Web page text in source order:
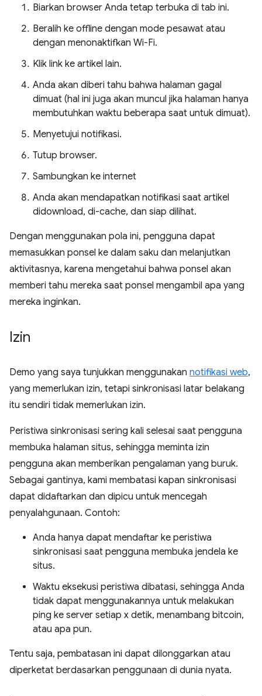
Biarkan browser Anda tetap terbuka di tab ini.
Beralih ke offline dengan mode pesawat atau
dengan menonaktifkan Wi-Fi.
Klik link ke artikel lain.
Anda akan diberi tahu bahwa halaman gagal
dimuat (hal ini juga akan muncul jika halaman hanya
membutuhkan waktu beberapa saat untuk dimuat).
Menyetujui notifikasi.
Tutup browser.
Sambungkan ke internet
Anda akan mendapatkan notifikasi saat artikel
didownload, di-cache, dan siap dilihat.
Dengan menggunakan pola ini, pengguna dapat
memasukkan ponsel ke dalam saku dan melanjutkan
aktivitasnya, karena mengetahui bahwa ponsel akan
memberi tahu mereka saat ponsel mengambil apa yang
mereka inginkan.
Izin
Demo yang saya tunjukkan menggunakan notifikasi web,
yang memerlukan izin, tetapi sinkronisasi latar belakang
itu sendiri tidak memerlukan izin.
Peristiwa sinkronisasi sering kali selesai saat pengguna
membuka halaman situs, sehingga meminta izin
pengguna akan memberikan pengalaman yang buruk.
Sebagai gantinya, kami membatasi kapan sinkronisasi
dapat didaftarkan dan dipicu untuk mencegah
penyalahgunaan. Contoh:
Anda hanya dapat mendaftar ke peristiwa
sinkronisasi saat pengguna membuka jendela ke
situs.
Waktu eksekusi peristiwa dibatasi, sehingga Anda
tidak dapat menggunakannya untuk melakukan
ping ke server setiap x detik, menambang bitcoin,
atau apa pun.
Tentu saja, pembatasan ini dapat dilonggarkan atau
diperketat berdasarkan penggunaan di dunia nyata.